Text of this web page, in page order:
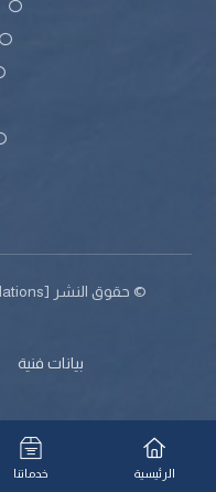
© حقوق النشر [p-insulations]. جميع الحقوق محفوظة.
بيانات فنية
الرئيسية خدماتنا